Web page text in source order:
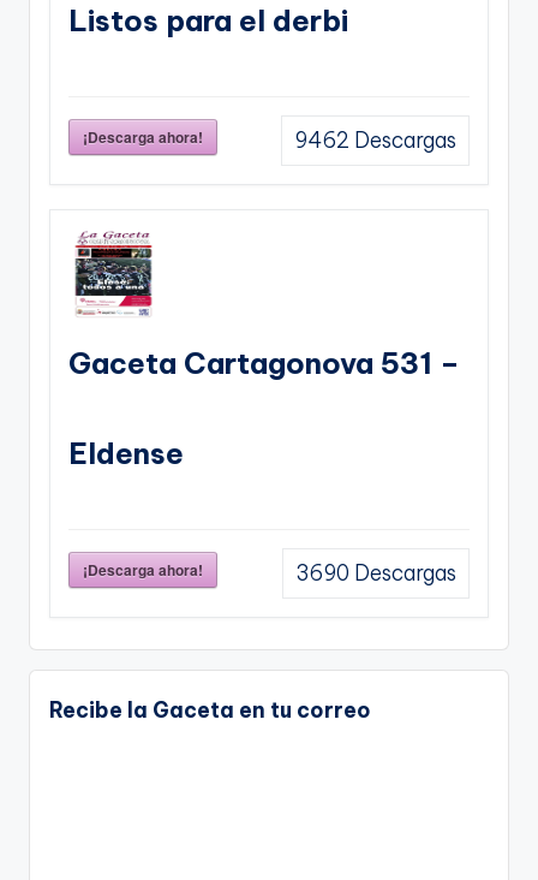
Listos para el derbi
¡Descarga ahora! 9462 Descargas
Gaceta Cartagonova 531 –
Eldense
¡Descarga ahora! 3690 Descargas
Recibe la Gaceta en tu correo